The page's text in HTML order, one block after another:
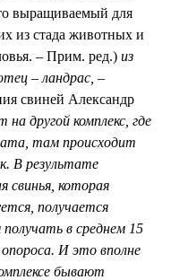
выращиваемый для
из стада животных и
– Прим. ред.) из
– ландрас, –
свиней Александр
другой комплекс, где
там происходит
В результате
свинья, которая
получается
в среднем 15
И это вполне
бывают